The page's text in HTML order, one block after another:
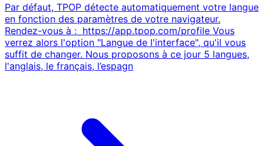
Par défaut, TPOP détecte automatiquement votre langue
en fonction des paramètres de votre navigateur.
Rendez-vous à : https://app.tpop.com/profile Vous
verrez alors l'option "Langue de l'interface", qu'il vous
suffit de changer. Nous proposons à ce jour 5 langues,
l'anglais, le français, l’espagn